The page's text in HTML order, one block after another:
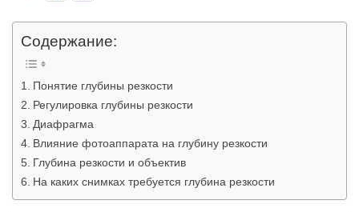
Содержание:
Понятие глубины резкости
Регулировка глубины резкости
Диафрагма
Влияние фотоаппарата на глубину резкости
Глубина резкости и объектив
На каких снимках требуется глубина резкости